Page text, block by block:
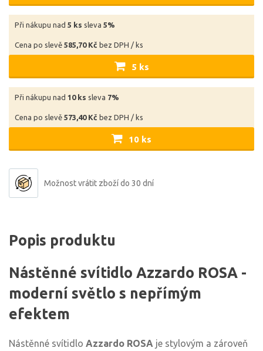
Při nákupu nad 5 ks sleva 5%
Cena po slevě 585,70 Kč bez DPH / ks
5 ks
Při nákupu nad 10 ks sleva 7%
Cena po slevě 573,40 Kč bez DPH / ks
10 ks
Možnost vrátit zboží do 30 dní
Popis produktu
Nástěnné svítidlo Azzardo ROSA -
moderní světlo s nepřímým
efektem
Nástěnné svítidlo Azzardo ROSA je stylovým a zároveň